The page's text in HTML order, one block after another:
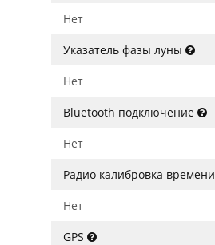
Нет
Указатель фазы луны
Нет
Bluetooth подключение
Нет
Радио калибровка времени
Нет
GPS